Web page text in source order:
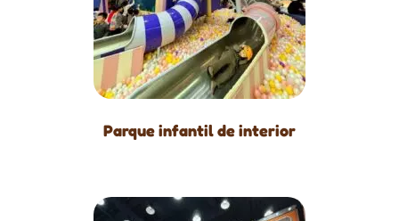
Parque infantil de interior